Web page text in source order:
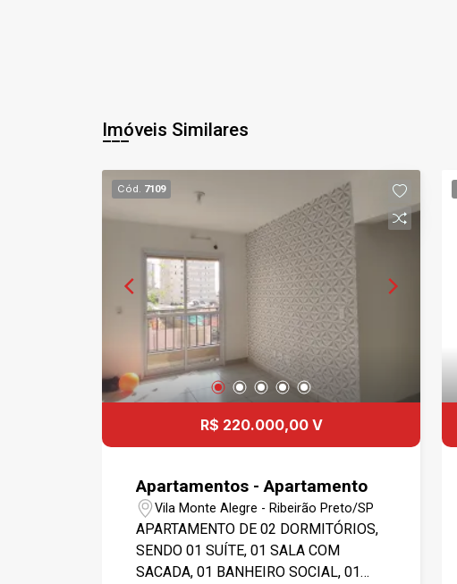
Imóveis Similares
Cód. 7109
R$ 220.000,00 V
Apartamentos - Apartamento
Vila Monte Alegre - Ribeirão Preto/SP
APARTAMENTO DE 02 DORMITÓRIOS,
SENDO 01 SUÍTE, 01 SALA COM
SACADA, 01 BANHEIRO SOCIAL, 01